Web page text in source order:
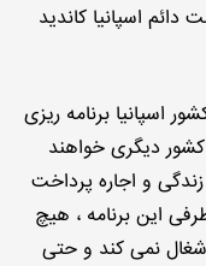
دائم اسپانیا کاندید
اسپانیا برنامه ریزی
دیگری خواهند
زندگی و اجاره پرداخت
این برنامه ، هیچ
نمی کند و حتی